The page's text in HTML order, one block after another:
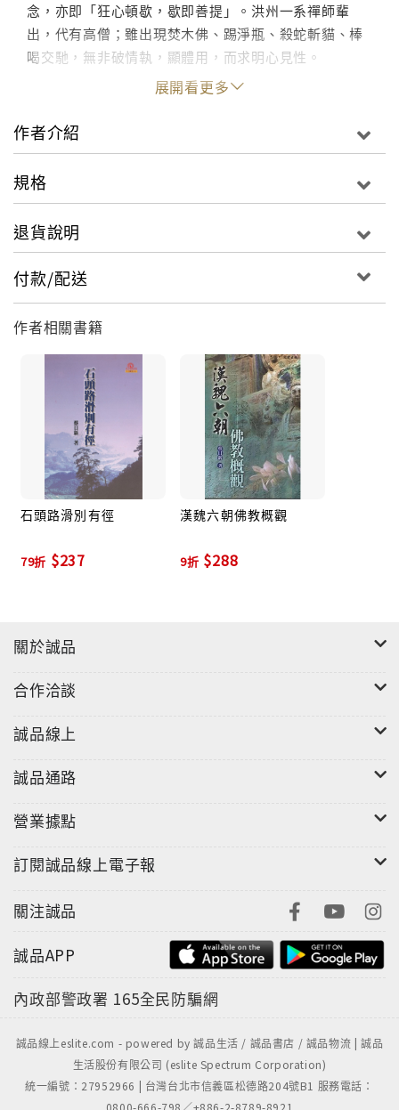
念，亦即「狂心頓歇，歇即善提」。洪州一系禪師輩
出，代有高僧；雖出現焚木佛、踢淨瓶、殺蛇斬貓、棒
喝交馳，無非破情執，顯體用，而求明心見性。
展開看更多
作者介紹
規格
退貨說明
付款/配送
作者相關書籍
石頭路滑別有徑
79折 $237
漢魏六朝佛教概觀
9折 $288
關於誠品
合作洽談
誠品線上
誠品通路
營業據點
訂閱誠品線上電子報
關注誠品
誠品APP
內政部警政署 165全民防騙網
誠品線上eslite.com - powered by 誠品生活 / 誠品書店 / 誠品物流 | 誠品
生活股份有限公司 (eslite Spectrum Corporation)
統一編號：27952966 | 台灣台北市信義區松德路204號B1 服務電話：